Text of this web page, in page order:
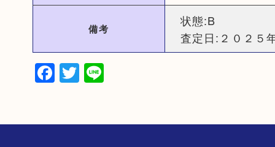
備考
状態:B
査定日:２０２５
Facebook
Twitter
Line